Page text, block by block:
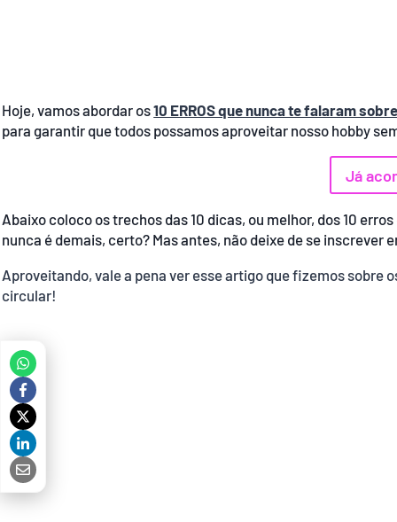
Hoje, vamos abordar os10 ERROS que nunca te falaram
para garantir que todos possamos aproveitar nosso hobby
Já
Abaixo coloco os trechos das 10 dicas, ou melhor, dos 10
nunca é demais, certo? Mas antes, não deixe de se inscrever
Aproveitando, vale a pena ver esse artigo que fizemos sobre
circular!